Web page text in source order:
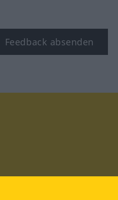
Feedback absenden